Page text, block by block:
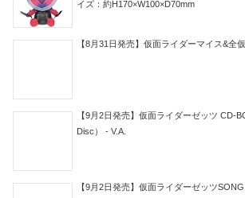
イズ：約H170×W100×D70mm
【8月31日発売】仮面ライダーマイス&全
【9月2日発売】仮面ライダーゼッツ CD-
Disc） - V.A.
【9月2日発売】仮面ライダーゼッツ